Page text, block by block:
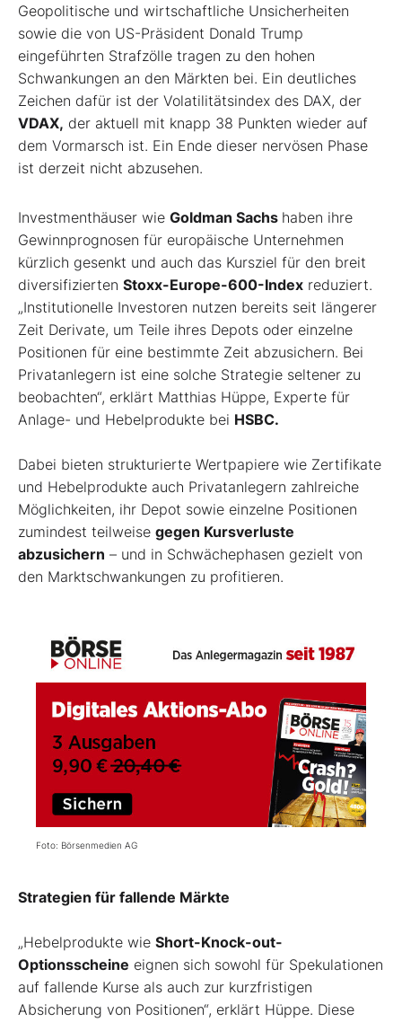
Geopolitische und wirtschaftliche Unsicherheiten
sowie die von US-Präsident Donald Trump
eingeführten Strafzölle tragen zu den hohen
Schwankungen an den Märkten bei. Ein deutliches
Zeichen dafür ist der Volatilitätsindex des DAX, der
VDAX, der aktuell mit knapp 38 Punkten wieder auf
dem Vormarsch ist. Ein Ende dieser nervösen Phase
ist derzeit nicht abzusehen.
Investmenthäuser wie Goldman Sachs haben ihre
Gewinnprognosen für europäische Unternehmen
kürzlich gesenkt und auch das Kursziel für den breit
diversifizierten Stoxx-Europe-600-Index reduziert.
„Institutionelle Investoren nutzen bereits seit längerer
Zeit Derivate, um Teile ihres Depots oder einzelne
Positionen für eine bestimmte Zeit abzusichern. Bei
Privatanlegern ist eine solche Strategie seltener zu
beobachten“, erklärt Matthias Hüppe, Experte für
Anlage- und Hebelprodukte bei HSBC.
Dabei bieten strukturierte Wertpapiere wie Zertifikate
und Hebelprodukte auch Privatanlegern zahlreiche
Möglichkeiten, ihr Depot sowie einzelne Positionen
zumindest teilweise gegen Kursverluste
abzusichern – und in Schwächephasen gezielt von
den Marktschwankungen zu profitieren.
Foto: Börsenmedien AG
Strategien für fallende Märkte
„Hebelprodukte wie Short-Knock-out-
Optionsscheine eignen sich sowohl für Spekulationen
auf fallende Kurse als auch zur kurzfristigen
Absicherung von Positionen“, erklärt Hüppe. Diese